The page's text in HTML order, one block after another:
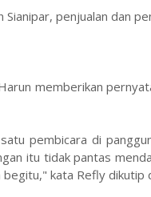
Sianipar, penjualan dan
memberikan
pembicara di
itu tidak pantas
begitu," kata Refly